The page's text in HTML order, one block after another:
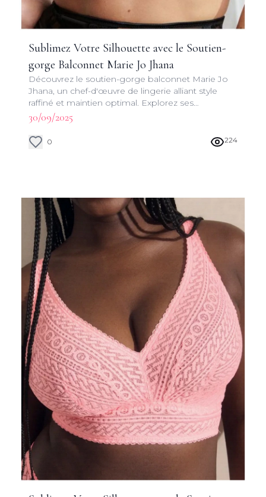
Sublimez Votre Silhouette avec le Soutien-
gorge Balconnet Marie Jo Jhana
Découvrez le soutien-gorge balconnet Marie Jo
Jhana, un chef-d'œuvre de lingerie alliant style
raffiné et maintien optimal. Explorez ses
caractéristiques uniques et apprenez comment il
peut transformer votre garde-robe intime.
30/09/2025
0 224